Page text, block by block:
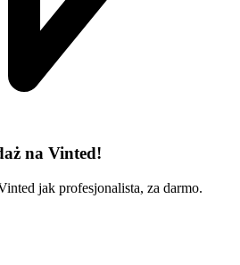
na Vinted!
jak profesjonalista, za darmo.